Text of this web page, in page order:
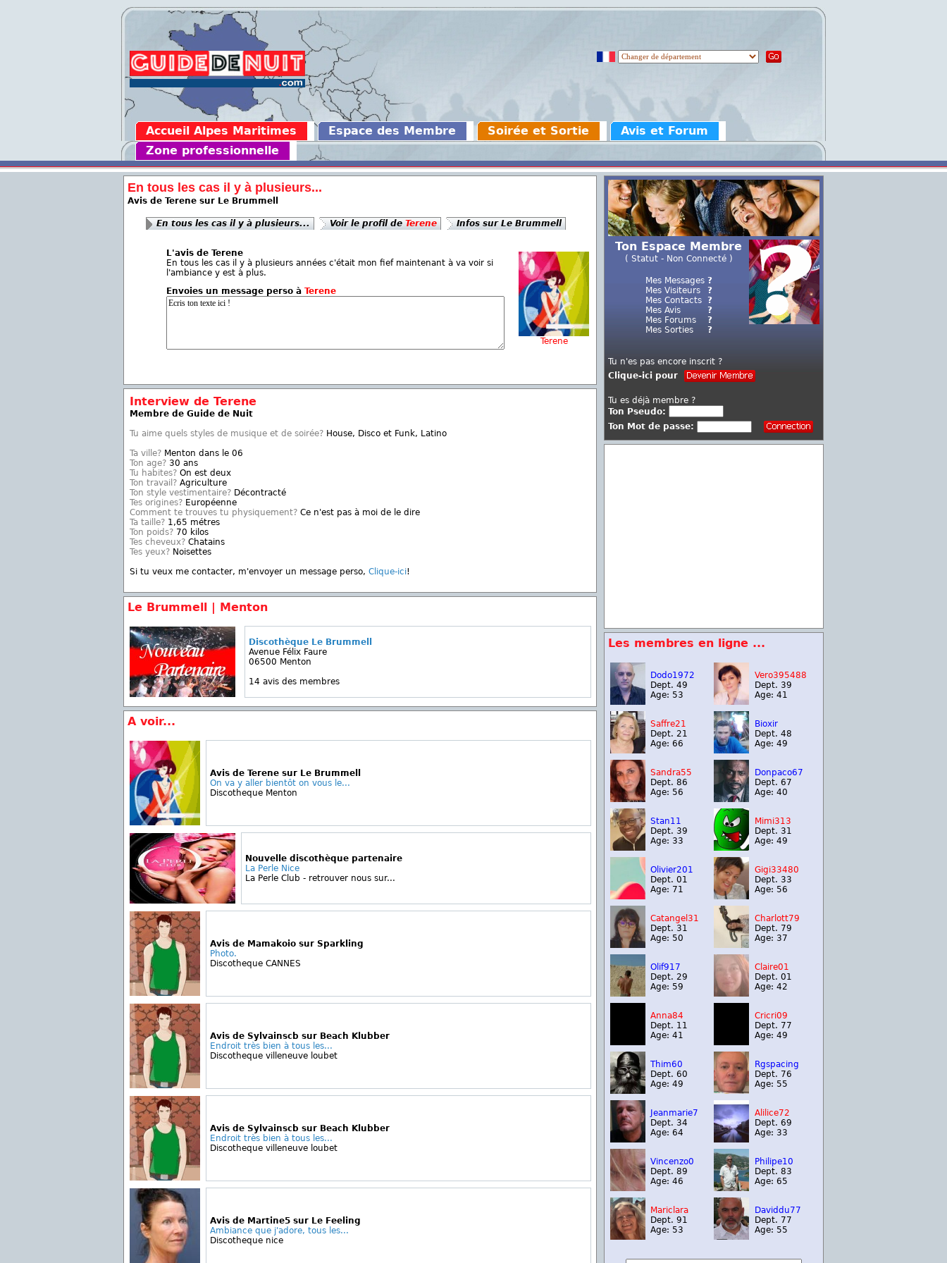
Accueil Alpes Maritimes Espace des Membre Soirée et Sortie
Avis et Forum
Zone professionnelle
En tous les cas il y à plusieurs...
Avis de Terene sur Le Brummell
En tous les cas il y à plusieurs... Voir le profil de Terene Infos sur Le Brummell
Terene
L'avis de Terene
En tous les cas il y à plusieurs années c'était mon fief maintenant à va voir si
l'ambiance y est à plus.
Envoies un message perso à Terene
Interview de Terene
Membre de Guide de Nuit
Tu aime quels styles de musique et de soirée? House, Disco et Funk, Latino
Ta ville? Menton dans le 06
Ton age? 30 ans
Tu habites? On est deux
Ton travail? Agriculture
Ton style vestimentaire? Décontracté
Tes origines? Européenne
Comment te trouves tu physiquement? Ce n'est pas à moi de le dire
Ta taille? 1,65 métres
Ton poids? 70 kilos
Tes cheveux? Chatains
Tes yeux? Noisettes
Si tu veux me contacter, m'envoyer un message perso, Clique-ici!
Le Brummell | Menton
Discothèque Le Brummell
Avenue Félix Faure
06500 Menton
14 avis des membres
A voir...
Avis de Terene sur Le Brummell
On va y aller bientôt on vous le...
Discotheque Menton
Nouvelle discothèque partenaire
La Perle Nice
La Perle Club - retrouver nous sur...
Avis de Mamakoio sur Sparkling
Photo.
Discotheque CANNES
Avis de Sylvainscb sur Beach Klubber
Endroit très bien à tous les...
Discotheque villeneuve loubet
Avis de Sylvainscb sur Beach Klubber
Endroit très bien à tous les...
Discotheque villeneuve loubet
Avis de Martine5 sur Le Feeling
Ambiance que j'adore, tous les...
Discotheque nice
Ton Espace Membre
( Statut - Non Connecté )
Mes Messages
Mes Visiteurs
Mes Contacts
Mes Avis
Mes Forums
Mes Sorties
?
?
?
?
?
?
Tu n'es pas encore inscrit ?
Clique-ici pour
Tu es déjà membre ?
Ton Pseudo:
Ton Mot de passe:
Les membres en ligne ...
Dodo1972
Dept. 49
Age: 53
Vero395488
Dept. 39
Age: 41
Saffre21
Dept. 21
Age: 66
Bioxir
Dept. 48
Age: 49
Sandra55
Dept. 86
Age: 56
Donpaco67
Dept. 67
Age: 40
Stan11
Dept. 39
Age: 33
Mimi313
Dept. 31
Age: 49
Olivier201
Dept. 01
Age: 71
Gigi33480
Dept. 33
Age: 56
Catangel31
Dept. 31
Age: 50
Charlott79
Dept. 79
Age: 37
Olif917
Dept. 29
Age: 59
Claire01
Dept. 01
Age: 42
Anna84
Dept. 11
Age: 41
Cricri09
Dept. 77
Age: 49
Thim60
Dept. 60
Age: 49
Rgspacing
Dept. 76
Age: 55
Jeanmarie7
Dept. 34
Age: 64
Alilice72
Dept. 69
Age: 33
Vincenzo0
Dept. 89
Age: 46
Philipe10
Dept. 83
Age: 65
Mariclara
Dept. 91
Age: 53
Daviddu77
Dept. 77
Age: 55